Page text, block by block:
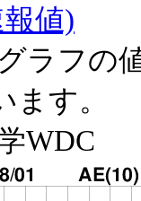
値)
ラフの
ます。
WDC